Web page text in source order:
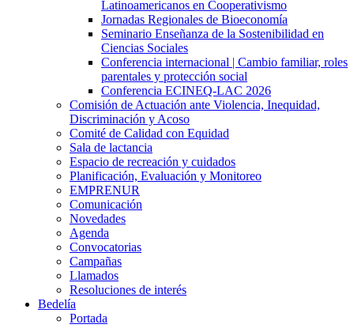
Latinoamericanos en Cooperativismo
Jornadas Regionales de Bioeconomía
Seminario Enseñanza de la Sostenibilidad en
Ciencias Sociales
Conferencia internacional | Cambio familiar, roles
parentales y protección social
Conferencia ECINEQ-LAC 2026
Comisión de Actuación ante Violencia, Inequidad,
Discriminación y Acoso
Comité de Calidad con Equidad
Sala de lactancia
Espacio de recreación y cuidados
Planificación, Evaluación y Monitoreo
EMPRENUR
Comunicación
Novedades
Agenda
Convocatorias
Campañas
Llamados
Resoluciones de interés
Bedelía
Portada